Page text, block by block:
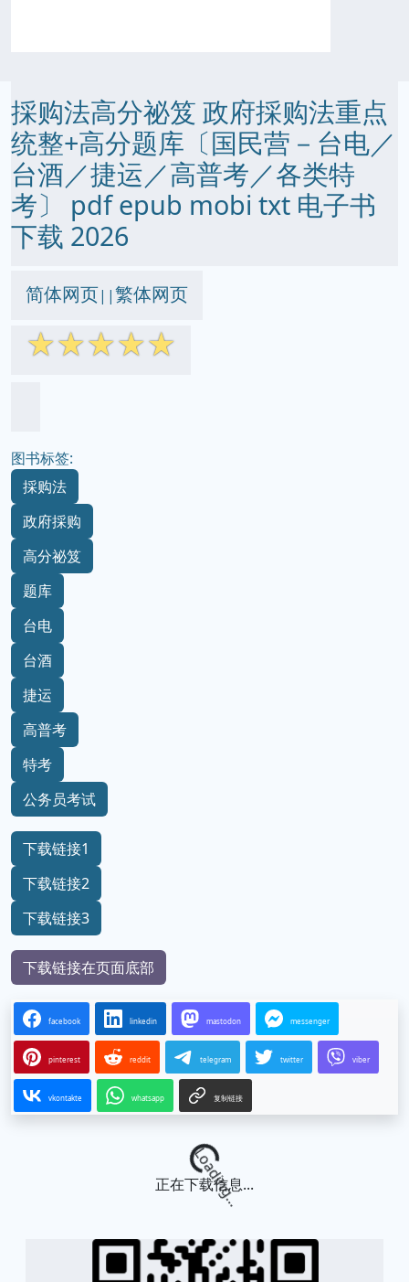
採购法高分祕笈 政府採购法重点
统整+高分题库〔国民营－台电／
台酒／捷运／高普考／各类特
考〕 pdf epub mobi txt 电子书
下载 2026
简体网页||繁体网页
☆☆☆☆☆
图书标签:
採购法
政府採购
高分祕笈
题库
台电
台酒
捷运
高普考
特考
公务员考试
下载链接1
下载链接2
下载链接3
下载链接在页面底部
facebook linkedin mastodon messenger
pinterest reddit telegram twitter viber
vkontakte whatsapp 复制链接
Loading...
正在下载信息...